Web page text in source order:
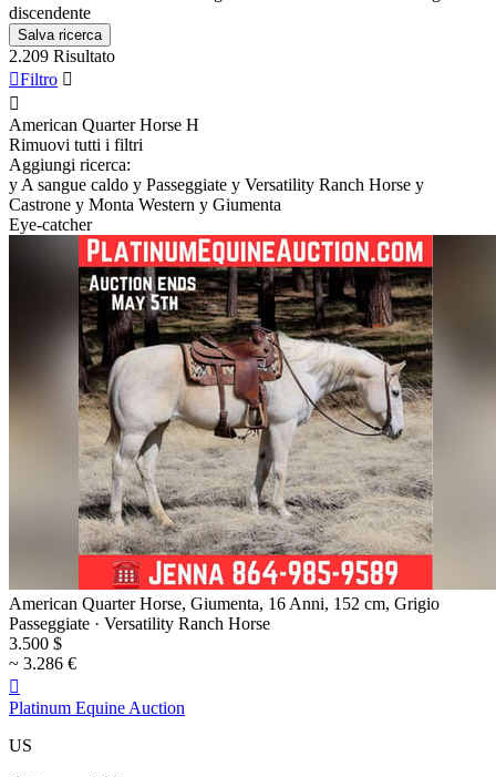
discendente
Salva ricerca
2.209 Risultato
Filtro 

American Quarter Horse H
Rimuovi tutti i filtri
Aggiungi ricerca:
y A sangue caldo y Passeggiate y Versatility Ranch Horse y
Castrone y Monta Western y Giumenta
Eye-catcher
American Quarter Horse, Giumenta, 16 Anni, 152 cm, Grigio
Passeggiate · Versatility Ranch Horse
3.500 $
~ 3.286 €

Platinum Equine Auction
US